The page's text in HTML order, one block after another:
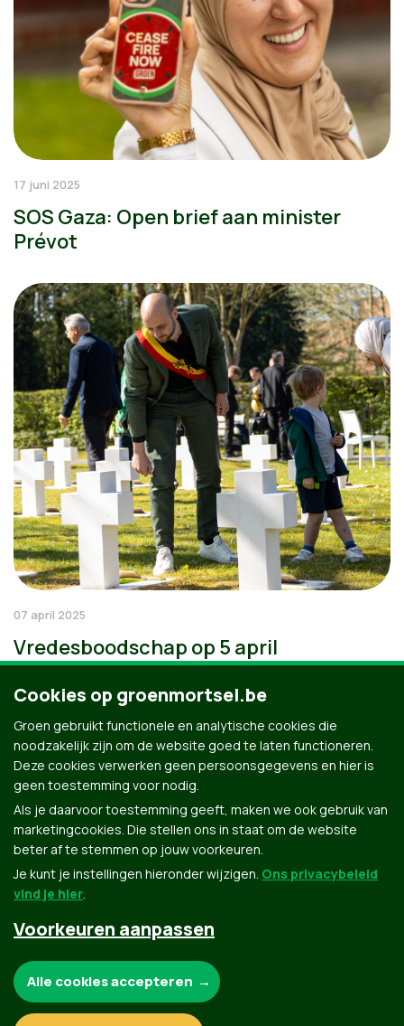
17 juni 2025
SOS Gaza: Open brief aan minister
Prévot
07 april 2025
Vredesboodschap op 5 april
Groen.be
Contact Privacybeleid
Cookies op groenmortsel.be
Groen gebruikt functionele en analytische cookies die
noodzakelijk zijn om de website goed te laten functioneren.
Deze cookies verwerken geen persoonsgegevens en hier is
geen toestemming voor nodig.
Als je daarvoor toestemming geeft, maken we ook gebruik van
marketingcookies. Die stellen ons in staat om de website
beter af te stemmen op jouw voorkeuren.
Je kunt je instellingen hieronder wijzigen. Ons privacybeleid
vind je hier.
Voorkeuren aanpassen
Alle cookies accepteren